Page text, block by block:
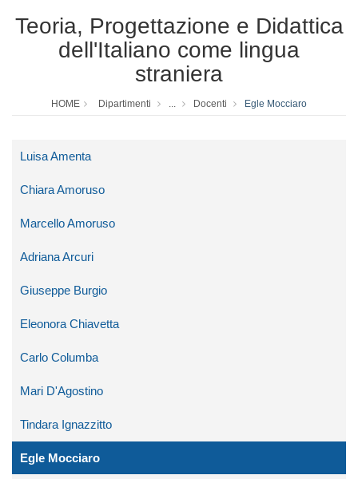
Teoria, Progettazione e Didattica
dell'Italiano come lingua
straniera
HOME Dipartimenti ... Docenti Egle Mocciaro
Luisa Amenta
Chiara Amoruso
Marcello Amoruso
Adriana Arcuri
Giuseppe Burgio
Eleonora Chiavetta
Carlo Columba
Mari D'Agostino
Tindara Ignazzitto
Egle Mocciaro